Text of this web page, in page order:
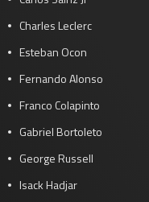
Charles Leclerc
Esteban Ocon
Fernando Alonso
Franco Colapinto
Gabriel Bortoleto
George Russell
Isack Hadjar